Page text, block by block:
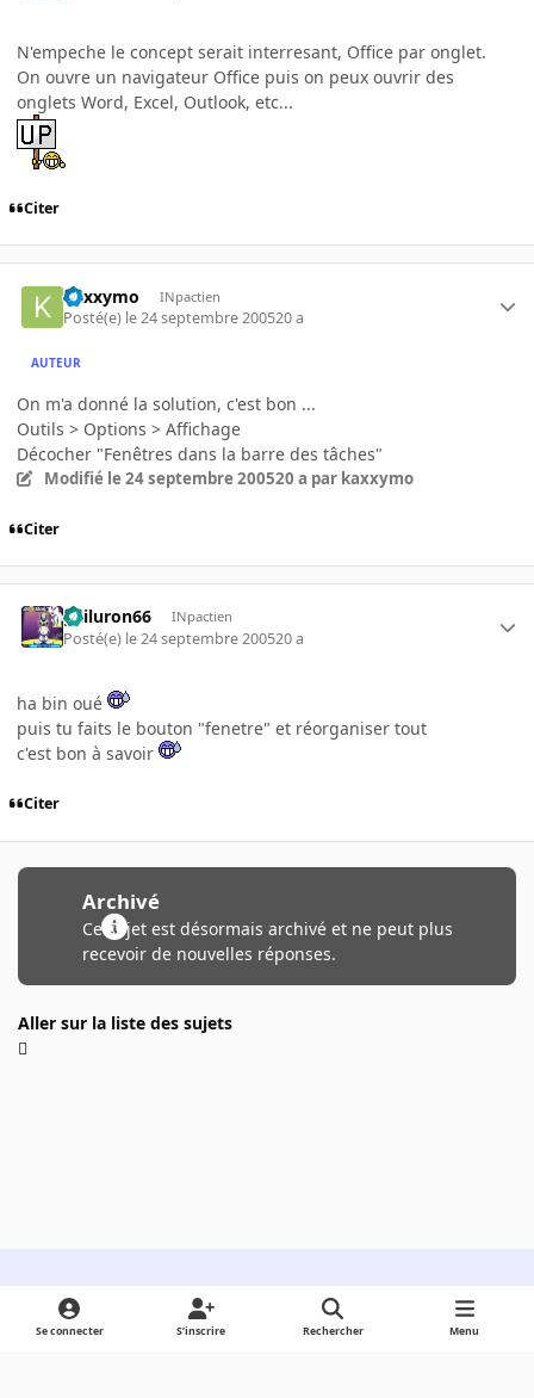
N'empeche le concept serait interresant, Office par onglet.
On ouvre un navigateur Office puis on peux ouvrir des
onglets Word, Excel, Outlook, etc...
Citer
kaxxymo INpactien
Posté(e) le 24 septembre 200520 a
AUTEUR
On m'a donné la solution, c'est bon ...
Outils > Options > Affichage
Décocher "Fenêtres dans la barre des tâches"
Modifié le 24 septembre 200520 a par kaxxymo
Citer
gailuron66 INpactien
Posté(e) le 24 septembre 200520 a
ha bin oué
puis tu faits le bouton "fenetre" et réorganiser tout
c'est bon à savoir
Citer
Archivé
Ce sujet est désormais archivé et ne peut plus
recevoir de nouvelles réponses.
Aller sur la liste des sujets
Light ModeDark ModeSystem Preference
Se connecter S’inscrire Rechercher Menu